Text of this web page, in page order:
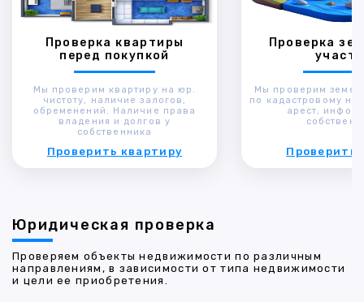
Проверка квартиры
перед покупкой
Мы проверим квартиру на юр.
чистоту, наличие залогов,
обременений. Наличие права
владения и долгов у
собственника
Проверить квартиру
Проверка
Мы проверим
по кадастровому
арест,
Проверить
Юридическая проверка
Проверяем объекты недвижимости по различным
направлениям, в зависимости от типа недвижимости
и цели ее приобретения.